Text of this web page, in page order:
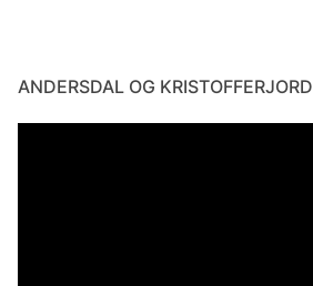
ANDERSDAL OG KRISTOFFERJORD